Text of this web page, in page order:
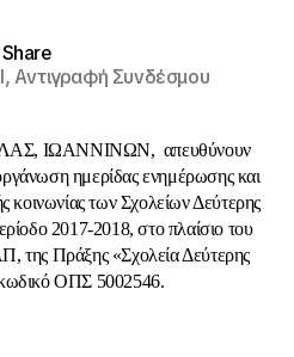
Share
Αντιγραφή Συνδέσμου
ΙΩΑΝΝΙΝΩΝ, απευθύνουν
ημερίδας ενημέρωσης και
κοινωνίας των Σχολείων Δεύτερης
2017-2018, στο πλαίσιο του
Πράξης «Σχολεία Δεύτερης
κωδικό ΟΠΣ 5002546.